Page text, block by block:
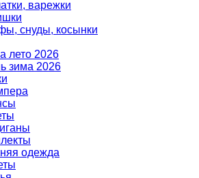
варежки
снуды, косынки
лето 2026
зима 2026
одежда